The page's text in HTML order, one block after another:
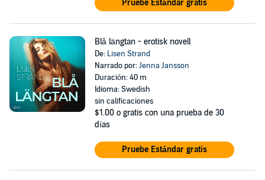
Pruebe Estándar gratis
Blå längtan - erotisk novell
De: Lisen Strand
Narrado por:Jenna Jansson
Duración: 40 m
Idioma: Swedish
sin calificaciones
$1.00 o gratis con una prueba de 30
días
Pruebe Estándar gratis